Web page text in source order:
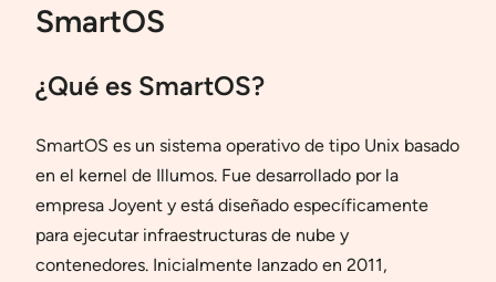
SmartOS
¿Qué es SmartOS?
SmartOS es un sistema operativo de tipo Unix basado
en el kernel de Illumos. Fue desarrollado por la
empresa Joyent y está diseñado específicamente
para ejecutar infraestructuras de nube y
contenedores. Inicialmente lanzado en 2011,